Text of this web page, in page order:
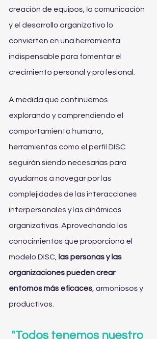
creación de equipos, la comunicación
y el desarrollo organizativo lo
convierten en una herramienta
indispensable para fomentar el
crecimiento personal y profesional.
A medida que continuemos
explorando y comprendiendo el
comportamiento humano,
herramientas como el perfil DISC
seguirán siendo necesarias para
ayudarnos a navegar por las
complejidades de las interacciones
interpersonales y las dinámicas
organizativas. Aprovechando los
conocimientos que proporciona el
modelo DISC,
las personas y las
organizaciones pueden crear
entornos más eficaces , armoniosos y
productivos.
"Todos tenemos nuestro